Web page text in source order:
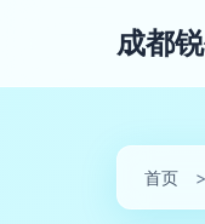
成都
首页 >